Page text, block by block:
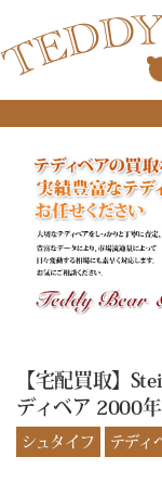
【宅配買取】
ディベア 2000
シュタイフ テディ